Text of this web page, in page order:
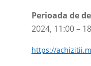
Perioada de
2024, 11:00–
https://